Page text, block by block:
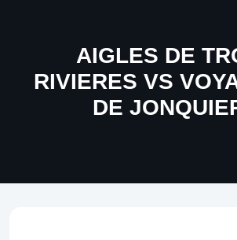
AIGLES DE
RIVIERES VS
DE